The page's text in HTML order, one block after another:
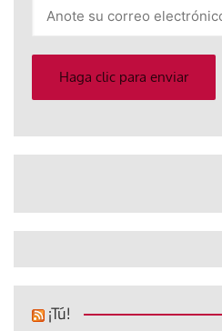
electrónico
Haga clic para enviar
¡Tú!